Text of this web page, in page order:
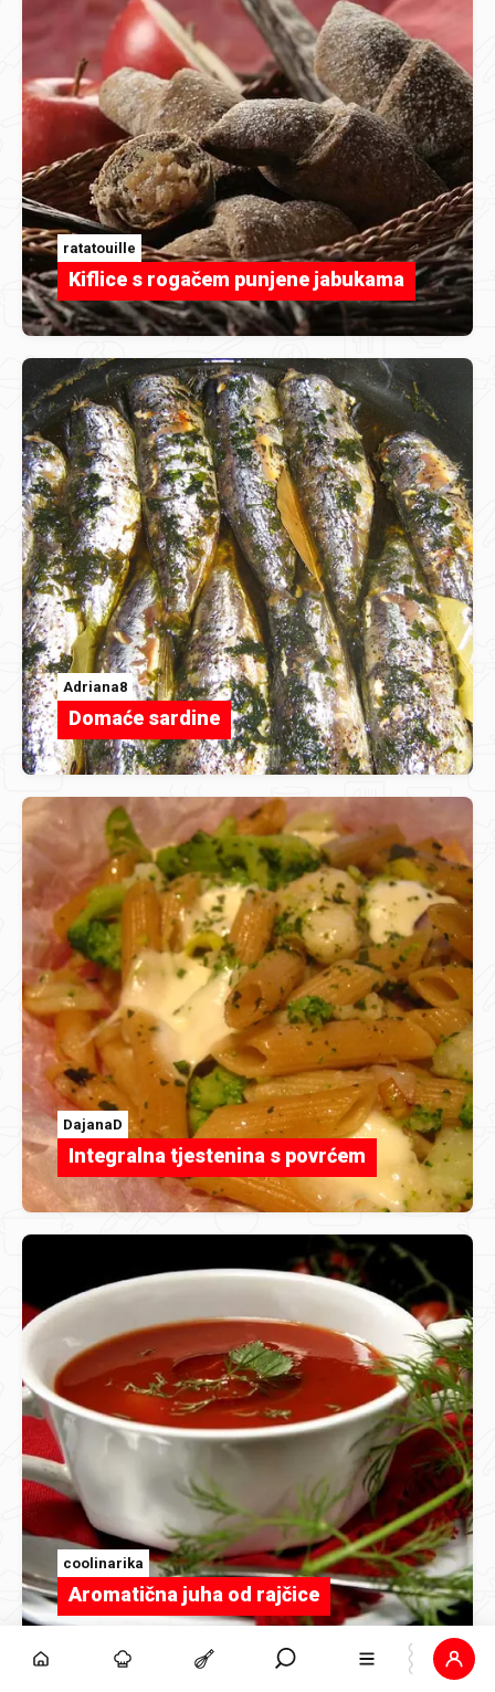
ratatouille
Kiflice s rogačem punjene jabukama
Adriana8
Domaće sardine
DajanaD
Integralna tjestenina s povrćem
coolinarika
Aromatična juha od rajčice